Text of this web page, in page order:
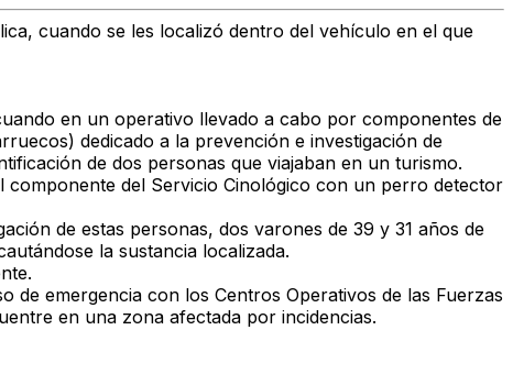
cuando se les localizó dentro del vehículo en el que
en un operativo llevado a cabo por componentes de
dedicado a la prevención e investigación de
de dos personas que viajaban en un turismo.
del Servicio Cinológico con un perro detector
de estas personas, dos varones de 39 y 31 años de
la sustancia localizada.
de emergencia con los Centros Operativos de las Fuerzas
en una zona afectada por incidencias.